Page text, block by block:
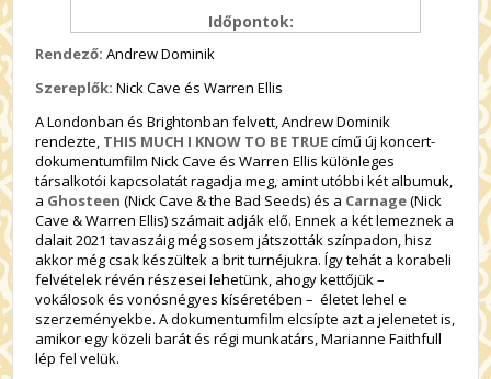
Időpontok:
Rendező: Andrew Dominik
Szereplők: Nick Cave és Warren Ellis
A Londonban és Brightonban felvett, Andrew Dominik
rendezte, THIS MUCH I KNOW TO BE TRUEcímű új koncert-
dokumentumfilm Nick Cave és Warren Ellis különleges
társalkotói kapcsolatát ragadja meg, amint utóbbi két albumuk,
a Ghosteen (Nick Cave & the Bad Seeds) és a Carnage(Nick
Cave & Warren Ellis) számait adják elő. Ennek a két lemeznek a
dalait 2021 tavaszáig még sosem játszották színpadon, hisz
akkor még csak készültek a brit turnéjukra. Így tehát a korabeli
felvételek révén részesei lehetünk, ahogy kettőjük –
vokálosok és vonósnégyes kíséretében – életet lehel e
szerzeményekbe. A dokumentumfilm elcsípte azt a jelenetet is,
amikor egy közeli barát és régi munkatárs, Marianne Faithfull
lép fel velük.